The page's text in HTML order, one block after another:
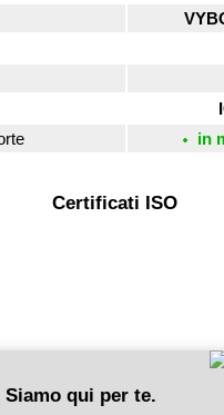
in
Certificati ISO
qui per te.